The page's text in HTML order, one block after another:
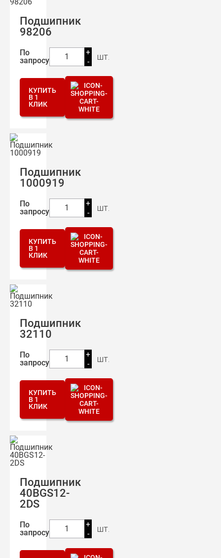
Подшипник
98206
По
запросу
1
+
-
шт.
КУПИТЬ
В 1
КЛИК
Подшипник
1000919
По
запросу
1
+
-
шт.
КУПИТЬ
В 1
КЛИК
Подшипник
32110
По
запросу
1
+
-
шт.
КУПИТЬ
В 1
КЛИК
Подшипник
40BGS12-
2DS
По
запросу
1
+
-
шт.